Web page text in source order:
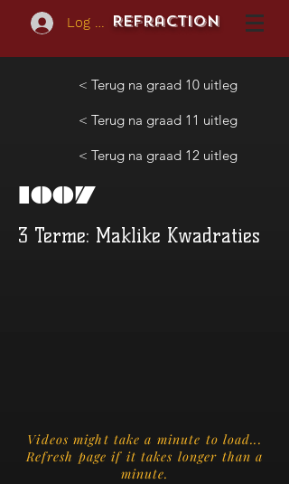
Log In REFraction
< Terug na graad 10 uitleg
< Terug na graad 11 uitleg
< Terug na graad 12 uitleg
1007
3 Terme: Maklike Kwadraties
Videos might take a minute to load...
Refresh page if it takes longer than a
minute.